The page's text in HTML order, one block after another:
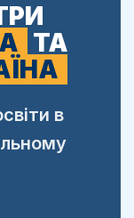
ТА
в